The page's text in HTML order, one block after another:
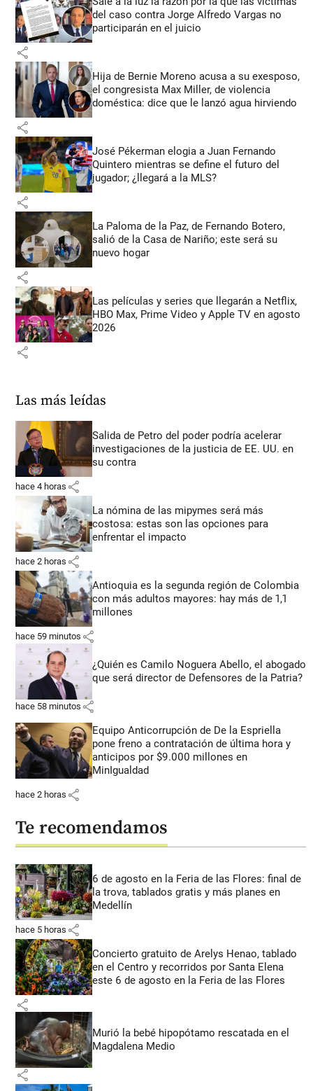
del caso contra Jorge Alfredo Vargas no
participarán en el juicio
share
Hija de Bernie Moreno acusa a su exesposo,
el congresista Max Miller, de violencia
doméstica: dice que le lanzó agua hirviendo
share
José Pékerman elogia a Juan Fernando
Quintero mientras se define el futuro del
jugador; ¿llegará a la MLS?
share
La Paloma de la Paz, de Fernando Botero,
salió de la Casa de Nariño; este será su
nuevo hogar
share
Las películas y series que llegarán a Netflix,
HBO Max, Prime Video y Apple TV en agosto
2026
share
Las más leídas
Salida de Petro del poder podría acelerar
investigaciones de la justicia de EE. UU. en
su contra
hace 4 horas share
La nómina de las mipymes será más
costosa: estas son las opciones para
enfrentar el impacto
hace 2 horas share
Antioquia es la segunda región de Colombia
con más adultos mayores: hay más de 1,1
millones
hace 59 minutos share
¿Quién es Camilo Noguera Abello, el abogado
que será director de Defensores de la Patria?
hace 58 minutos share
Equipo Anticorrupción de De la Espriella
pone freno a contratación de última hora y
anticipos por $9.000 millones en
MinIgualdad
hace 2 horas share
Te recomendamos
6 de agosto en la Feria de las Flores: final de
la trova, tablados gratis y más planes en
Medellín
hace 5 horas share
Concierto gratuito de Arelys Henao, tablado
en el Centro y recorridos por Santa Elena
este 6 de agosto en la Feria de las Flores
share
Murió la bebé hipopótamo rescatada en el
Magdalena Medio
share